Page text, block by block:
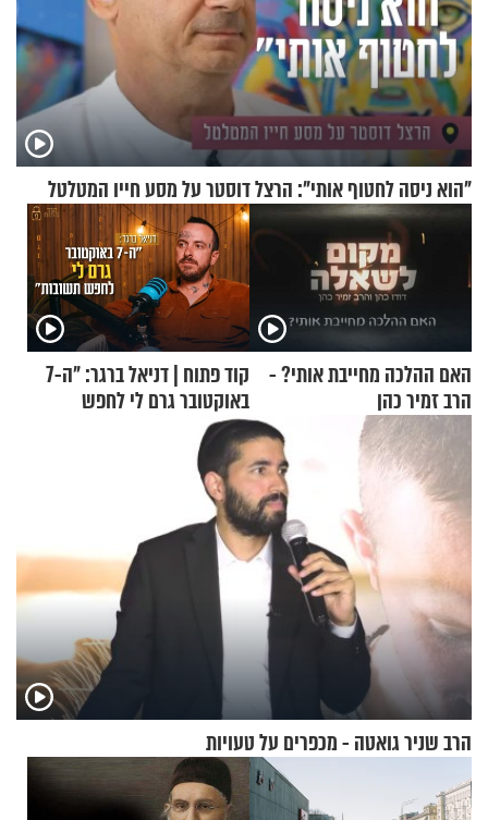
"הוא ניסה לחטוף אותי": הרצל דוסטר על מסע חייו המטלטל
האם ההלכה מחייבת אותי? -
הרב זמיר כהן
קוד פתוח | דניאל ברגר: "ה-7
באוקטובר גרם לי לחפש
תשובות"
הרב שניר גואטה - מכפרים על טעויות